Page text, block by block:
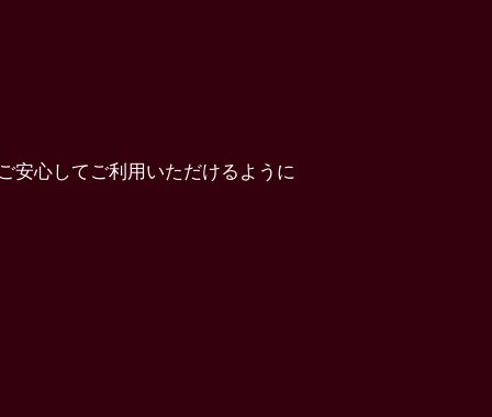
安心してご利用いただけるように